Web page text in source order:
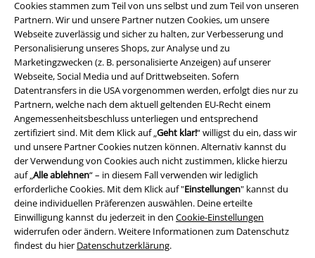
Cookies stammen zum Teil von uns selbst und zum Teil von unseren
Partnern. Wir und unsere Partner nutzen Cookies, um unsere
Webseite zuverlässig und sicher zu halten, zur Verbesserung und
Personalisierung unseres Shops, zur Analyse und zu
Marketingzwecken (z. B. personalisierte Anzeigen) auf unserer
Webseite, Social Media und auf Drittwebseiten. Sofern
Datentransfers in die USA vorgenommen werden, erfolgt dies nur zu
Partnern, welche nach dem aktuell geltenden EU-Recht einem
Angemessenheitsbeschluss unterliegen und entsprechend
zertifiziert sind. Mit dem Klick auf „Geht klar!“ willigst du ein, dass wir
und unsere Partner Cookies nutzen können. Alternativ kannst du
der Verwendung von Cookies auch nicht zustimmen, klicke hierzu
auf „Alle ablehnen“ – in diesem Fall verwenden wir lediglich
erforderliche Cookies. Mit dem Klick auf "Einstellungen" kannst du
deine individuellen Präferenzen auswählen. Deine erteilte
Einwilligung kannst du jederzeit in den Cookie-Einstellungen
widerrufen oder ändern. Weitere Informationen zum Datenschutz
findest du hier Datenschutzerklärung.
Rechtliches
AGB
Impressum
Datenschutz
Entsorgung und Umweltschutz
Konformitätserklärung
Information zur Barrierefreiheit
Cookie-Einstellungen